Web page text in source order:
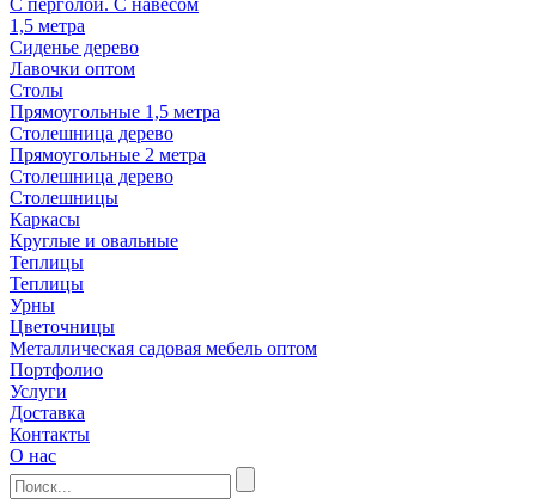
С перголой. С навесом
1,5 метра
Сиденье дерево
Лавочки оптом
Столы
Прямоугольные 1,5 метра
Столешница дерево
Прямоугольные 2 метра
Столешница дерево
Столешницы
Каркасы
Круглые и овальные
Теплицы
Теплицы
Урны
Цветочницы
Металлическая садовая мебель оптом
Портфолио
Услуги
Доставка
Контакты
О нас